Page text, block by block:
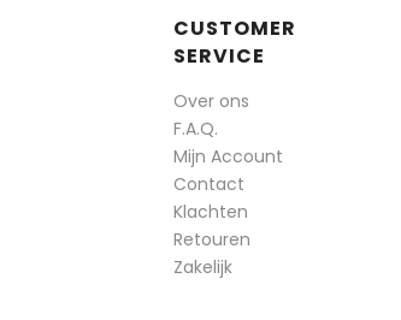
CUSTOMER
SERVICE
Over ons
F.A.Q.
Mijn Account
Contact
Klachten
Retouren
Zakelijk